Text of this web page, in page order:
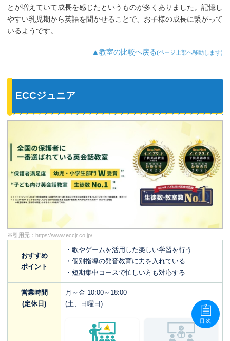
とが増えていて成長を感じたというものが多くありました。記憶し
やすい乳児期から英語を聞かせることで、お子様の成長に繋がって
いるようです。
▲教室の比較へ戻る(ページ上部へ移動します)
ECCジュニア
※引用元： https://www.eccjr.co.jp/
おすすめ
ポイント
・歌やゲームを活用した楽しい学習を行う
・個別指導の発音教育に力を入れている
・短期集中コースで忙しい方も対応する
営業時間
(定休日)
月～金 10:00～18:00
(土、日曜日)
目次